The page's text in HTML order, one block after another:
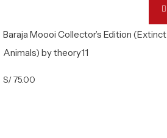
Baraja Moooi Collector’s Edition (Extinct
Animals) by theory11
S/75.00